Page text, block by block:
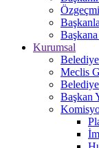
Kurumsal
Meclis
Başkan